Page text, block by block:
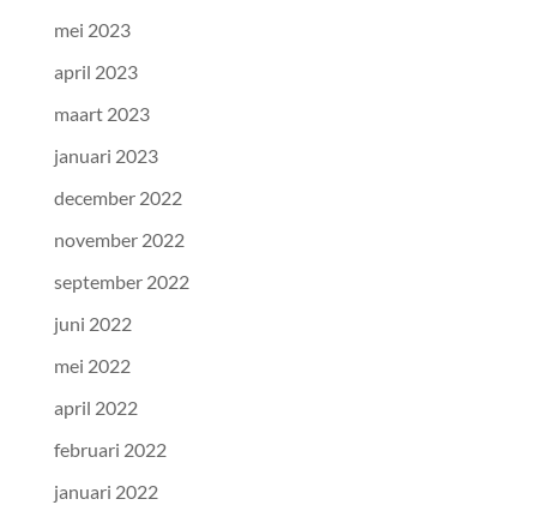
mei 2023
april 2023
maart 2023
januari 2023
december 2022
november 2022
september 2022
juni 2022
mei 2022
april 2022
februari 2022
januari 2022